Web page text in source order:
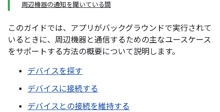
周辺機器の通知を聞いている間
このガイドでは、アプリがバックグラウンドで実行されて
いるときに、周辺機器と通信するための主なユースケース
をサポートする方法の概要について説明します。
デバイスを探す
デバイスに接続する
デバイスとの接続を維持する